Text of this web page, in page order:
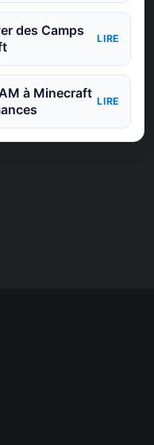
des Camps
LIRE
à Minecraft
LIRE